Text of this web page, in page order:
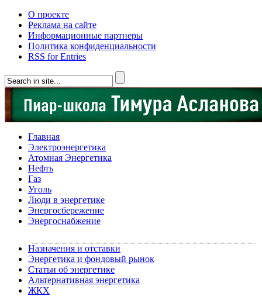
О проекте
Реклама на сайте
Информационные партнеры
Политика конфиденциальности
RSS for Entries
Главная
Электроэнергетика
Атомная Энергетика
Нефть
Газ
Уголь
Люди в энергетике
Энергосбережение
Энергоснабжение
Назначения и отставки
Энергетика и фондовый рынок
Статьи об энергетике
Альтернативная энергетика
ЖКХ